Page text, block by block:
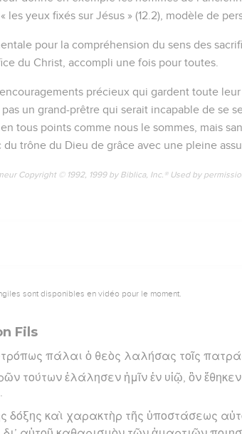
les yeux fixés sur Jésus » (12.2), modèle de
pour la compréhension du sens des
du Christ, accompli une fois pour toutes.
précieux qui gardent toute
pas un grand-prêtre qui serait incapable de se
tous points comme nous le sommes, mais
trône du Dieu de grâce avec une pleine
Copyright © 1992, 1999 by Biblica, Inc.® Used by
sont disponibles en vidéo pour le moment.
Fils
πάλαι ὁ θεὸς λαλήσας τοῖς
τούτων ἐλάλησεν ἡμῖν ἐν υἱῷ, ὃν
δόξης καὶ χαρακτὴρ τῆς ὑποστάσεως